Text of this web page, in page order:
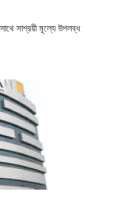
সাশ্রয়ী মূল্যে উপলব্ধ